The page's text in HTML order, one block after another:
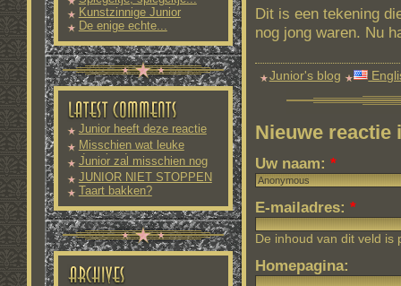
Kunstzinnige Junior
De enige echte...
Junior heeft deze reactie
nog
Misschien wat leuke
downloads
Junior zal misschien nog
meer
JUNIOR NIET STOPPEN
Taart bakken?
Dit is een tekening
nog jong waren. Nu
Junior's blog
Nieuwe reactie
Uw naam: *
E-mailadres: *
De inhoud van dit veld is
Homepagina: